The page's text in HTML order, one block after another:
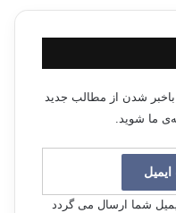
باخبر شدن از مطالب جدید
ما شوید.
شما ارسال می گردد